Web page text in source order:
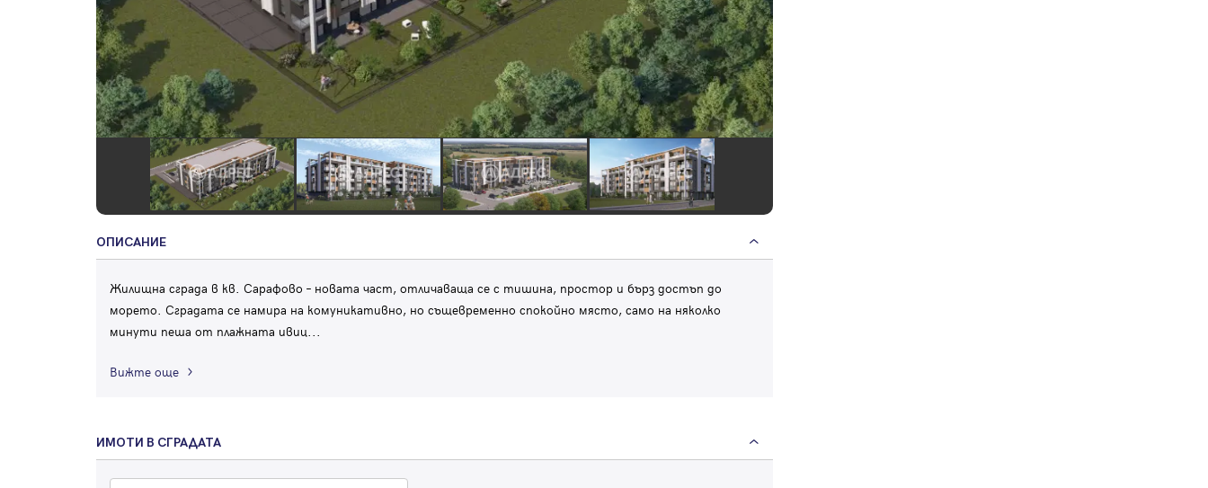
ОПИСАНИЕ
Жилищна сграда в кв. Сарафово – новата част, отличаваща се с тишина, простор и бърз достъп до
морето. Сградата се намира на комуникативно, но същевременно спокойно място, само на няколко
минути пеша от плажната ивиц...
Вижте още
ИМОТИ В СГРАДАТА